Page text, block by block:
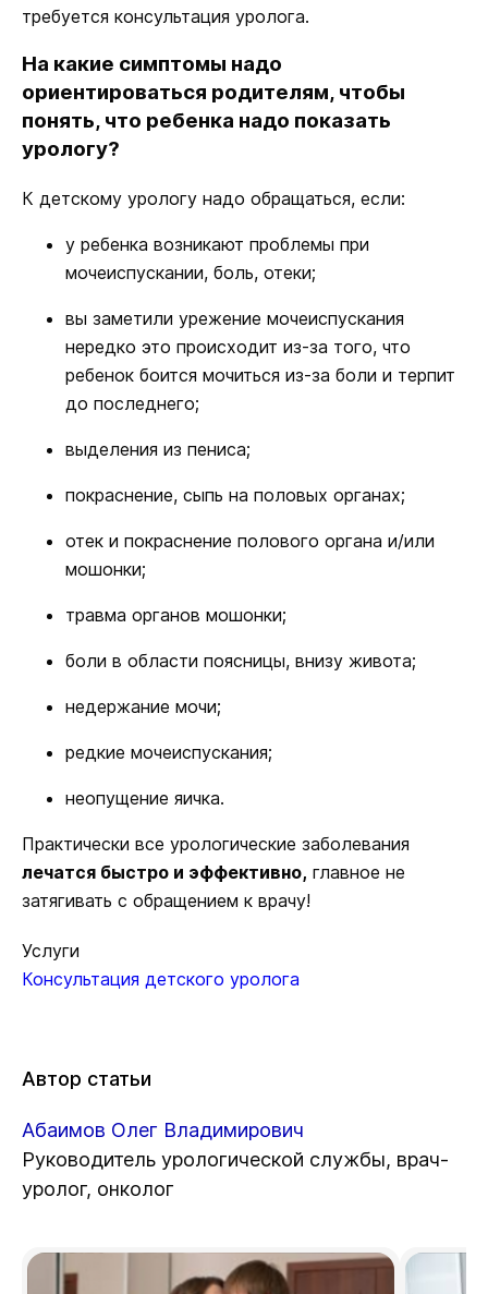
требуется консультация уролога.
На какие симптомы надо
ориентироваться родителям, чтобы
понять, что ребенка надо показать
урологу?
К детскому урологу надо обращаться, если:
у ребенка возникают проблемы при
мочеиспускании, боль, отеки;
вы заметили урежение мочеиспускания
нередко это происходит из-за того, что
ребенок боится мочиться из-за боли и терпит
до последнего;
выделения из пениса;
покраснение, сыпь на половых органах;
отек и покраснение полового органа и/или
мошонки;
травма органов мошонки;
боли в области поясницы, внизу живота;
недержание мочи;
редкие мочеиспускания;
неопущение яичка.
Практически все урологические заболевания
лечатся быстро и эффективно, главное не
затягивать с обращением к врачу!
Услуги
Консультация детского уролога
Автор статьи
Абаимов Олег Владимирович
Руководитель урологической службы, врач-
уролог, онколог